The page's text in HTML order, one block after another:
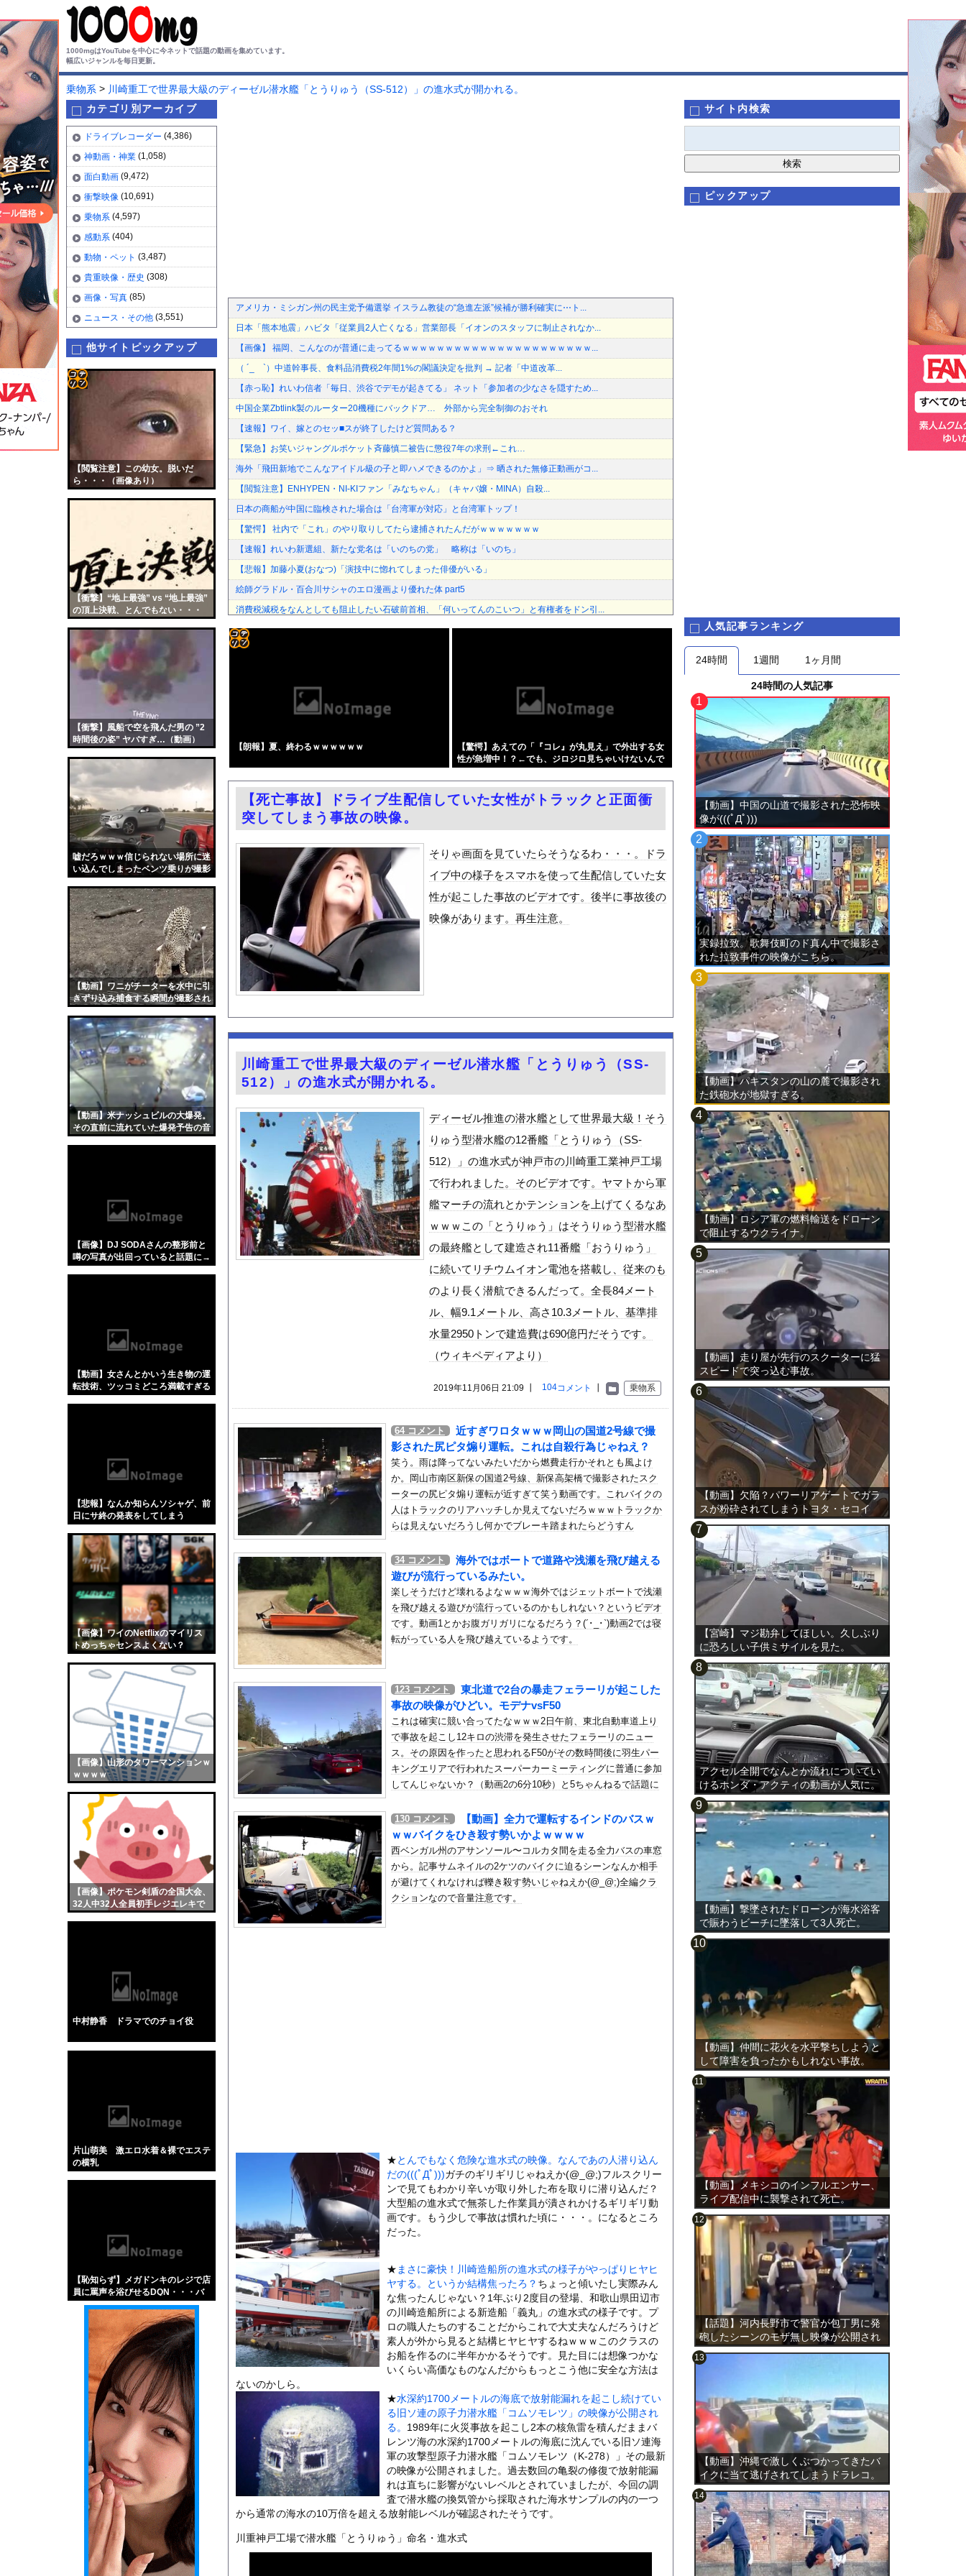
1000mgはYouTubeを中心に今ネットで話題の動画を集めています。
幅広いジャンルを毎日更新。
乗物系 > 川崎重工で世界最大級のディーゼル潜水艦「とうりゅう（SS-512）」の進水式が開かれる。
カテゴリ別アーカイブ
ドライブレコーダー (4,386)
神動画・神業 (1,058)
面白動画 (9,472)
衝撃映像 (10,691)
乗物系 (4,597)
感動系 (404)
動物・ペット (3,487)
貴重映像・歴史 (308)
画像・写真 (85)
ニュース・その他 (3,551)
他サイトピックアップ
【閲覧注意】この幼女。脱いだ
ら・・・（画像あり）
【衝撃】“地上最強” vs “地上最強”
の頂上決戦、とんでもない・・・
【衝撃】風船で空を飛んだ男の ”2
時間後の姿” ヤバすぎ…（動画）
嘘だろｗｗｗ信じられない場所に迷
い込んでしまったベンツ乗りが撮影
【動画】ワニがチーターを水中に引
きずり込み捕食する瞬間が撮影され
【動画】米ナッシュビルの大爆発。
その直前に流れていた爆発予告の音
【画像】DJ SODAさんの整形前と
噂の写真が出回っていると話題に→
【動画】女さんとかいう生き物の運
転技術、ツッコミどころ満載すぎる
【悲報】なんか知らんソシャゲ、前
日にサ終の発表をしてしまう
【画像】ワイのNetflixのマイリス
トめっちゃセンスよくない？
【画像】山形のタワーマンションｗ
ｗｗｗｗ
【画像】ポケモン剣盾の全国大会、
32人中32人全員初手レジエレキで
中村静香 ドラマでのチョイ役
片山萌美 激エロ水着＆裸でエステ
の横乳
【恥知らず】メガドンキのレジで店
員に罵声を浴びせるDQN・・・バ
カだろ・・・
定リ
ンク
自動
アメリカ・ミシガン州の民主党予備選挙 イスラム教徒の“急進左派”候補が勝利確実に⋯ト...
日本「熊本地震」ハビタ「従業員2人亡くなる」営業部長「イオンのスタッフに制止されなか...
【画像】 福岡、こんなのが普通に走ってるｗｗｗｗｗｗｗｗｗｗｗｗｗｗｗｗｗｗｗｗｗｗ...
（ ´_ゝ`）中道幹事長、食料品消費税2年間1%の閣議決定を批判 → 記者「中道改革...
【赤っ恥】れいわ信者「毎日、渋谷でデモが起きてる」 ネット「参加者の少なさを隠すため...
中国企業Zbtlink製のルーター20機種にバックドア… 外部から完全制御のおそれ
【速報】ワイ、嫁とのセッ■スが終了したけど質問ある？
【緊急】お笑いジャングルポケット斉藤慎二被告に懲役7年の求刑←これ…
海外「飛田新地でこんなアイドル級の子と即ハメできるのかよ」⇒ 晒された無修正動画がコ...
【閲覧注意】ENHYPEN・NI-KIファン「みなちゃん」（キャバ嬢・MINA）自殺...
日本の商船が中国に臨検された場合は「台湾軍が対応」と台湾軍トップ！
【驚愕】 社内で「これ」のやり取りしてたら逮捕されたんだがｗｗｗｗｗｗｗ
【速報】れいわ新選組、新たな党名は「いのちの党」 略称は「いのち」
【悲報】加藤小夏(おなつ)「演技中に惚れてしまった俳優がいる」
絵師グラドル・百合川サシャのエロ漫画より優れた体 part5
消費税減税をなんとしても阻止したい石破前首相、「何いってんのこいつ」と有権者をドン引...
カープ、最下位転落も3位が射程圏内。新井監督「特別な日の試合だったので負けて悔しい」...
シカホワ村上宗隆、通訳なしで普通に会話。コーチ「今10段階で6ぐらい。来た時は0だっ...
【悲報】高市早苗に逆らった財務官僚、異例の左遷ｗｗｗｗｗｗｗｗ
【画像】みい山作者「居酒屋行く奴はバカ。ホストの初回なら居酒屋より安く飲めてイケメン...
【悲報】玉川徹さん、8月6日の原爆の日にトンデモ持論を展開し物議… → ネット「それ...
パヨク「アジア人民、中国人民と連帯して戦おー！悪政高市を打倒するぞー！」
村重杏奈、写真集ヌードがエロい！乳首透け、巨乳おっぱいが最高過ぎる！
【東京】睡眠時無呼吸症候群診断後に死亡事故＝運転の無職男（３４）、独断で治療中断―危...
日産e-power、無給油で1980km走行しギネス記録を達成
結婚式の二次会で知り合った娘達と乱交した話
【朗報】大人気漫画「GANTZ」がAmazonでなんと全巻100円ｗｗｗｗｗｗ
中国「大洪水！」中国ダム「決壊」地元民「公式発表より死者多い！」中国政府「住民拘束！...
韓国国会、サッカー前代表監督を追及「なぜ負けたのか」
日本旅行キャンセルすべきか…1万年ぶり史上最大級の火山の兆し＝韓国の反応
うちのネコが目の前にいた。私が上に物を投げるフリをする → 猫はこうなります…
【画像】令和最新版のあのちゃん、可愛過ぎてワイらにブッ刺さりまくりw w w w w...
【画像】日本人の気色悪さ、たった一枚の画像に凝縮されてしまう…
【有能】政府「トラックはサービスエリア利用有料化すればサボらず走るし流問題解決じゃね...
【画像】キス釣りするんや
【動画】クソガキロケット、怖すぎる…これよく轢かずに止まれたな
富士登山ツアー中に64歳男性死亡 8合目付近で意識失う
ハムスターの日
【医師解説】飲酒後の「締めのラーメン欲」の原因は？ 脳の錯覚と真実
【画像】「異常独身男性」、トレンド1位ｗｗｗｗｗｗ
グラドル山根千芽（36歳）の豊満Iカップボディをお楽しみしまくりたいよな！
【Xの車窓から】オービスかと思ったら野生の炊飯器で草 ほか
『君のことが大大大大大好きな100人の彼女』17話感想 須藤育登場！ストイックな野球...
【ポロリ悲話】ネットで拡散してるおっぱいポロリ動画、何故か叩かれる・・・
【衝撃】「かわいい虫」ランキング、ついに発表される
「アメリカのヤンキーがアジア人にケンカを売った結果ｗｗｗ」 ほか
【悲報】「蕎麦」とかいう自炊最強のメシｗｗｗｗｗｗｗｗ
【4/4】嫁が浮気をしている。私の知らないスマホで連絡を取り合い、日中会ったりしてい...
外国人「とてつもない逸材がいる」15歳FW礒部怜夢、衝撃ゴールでリバプールU15撃破...
妊娠中の嫁「私はご飯があまり食べられないのに！あなたは！！」俺「じゃあ外で食べてくる...
世間では神ゲーと言われているが個人的にはクソゲーだと思うゲーム挙げてけ
消費税減税をなんとしても阻止したい石破前首相、「何いってんのこいつ」と有権者をドン引...
会社にいるアラサーの29歳の女がきもすぎる。
スロッターさん「優遇冷遇はある。理由はスマスロだから、これだけで十分なんだよね」
【日向坂46】公式からの注意喚起、ヤフートップに掲載される
【怒報】企業「あなたを特別スカウト！まずはカジュアル面談をしませんか？」 ワイ...
【画像】温泉女子番組、朝からドスケベを提供
欧州「日本だけ反則だろ…」 世界の『日本びいき』にヨーロッパ全土から不満の声
三大傑作ゼルダライク「The Binding of Isaac」「ダークソウル」あと...
氷河期世代の非正規、年金を払っていないので11年後には生活保護に殺到、どうすんのこれ
【画像】おまえらくんの机がこの女の子の椅子にされてたらｗｗｗ
【画像】この女優さん、可愛すぎる
【画像】おまえらこういう地雷系の女子高生って好きじゃないの？
海外「日本よ、お前がナンバーワンだ」 熊本地震直後の日本の対応のスピードに世界が衝撃
勇気を出して白人美女にチン凸したアジア人短小男
、爆笑されてしまうｗｗｗ
10年もの間浮気してた嫁。まさかと思い長男のDNA鑑定をするがいいな？と問うと、元嫁...
ウクライナ侵攻以降、ロシア軍兵士のHIV感染が2000％急増…ウクライナメディア！
【配信者】「金バエ」のSNS更新が1週間途絶え、様々な憶測が飛び交う。1週間ぶりの投...
【画像】女の子「危機管理フォーーーーム！！！」
私「ちょっと、人の家の金庫触らないでよ！」キチママ『そこに金庫があったから、開けてみ...
【朗報】天才ワイさん、デブ禁止のマッチングアプリを思いつくｗｗｗｗｗｗｗｗｗｗ
【朗報】小坂菜緒の最新グラビア、ノースリーブが大変なことになってるって...
【悲報】サイバーコネクトツーの松山氏、JUMP公式にブロックされるｗｗｗｗｗｗｗｗｗ...
Gカップの現役添乗員、ドスケベDVDで限界露出してしまうwwwww小山玲奈、手ぶら...
韓国人「安貞桓が韓国代表に激怒！『惨憺たる結果、徹底的な刷新が必要だ』と監督や協会を...
ケンタッキーとか言う唐揚げ屋ｗｗｗｗｗ
【画像】このAVが性癖ブッ刺さりで精子ドクドク作られるわｗｗｗｗ
【悲報】味噌ラーメンで行列、出来ない
【中国】男の子が爆竹に点火 マンホールが爆発しふた吹き飛ぶ
【画像】伊藤舞雪とかいうＡＶ女優ｗｗｗｗｗｗｗｗｗｗw
【緊急】肛門にスティックのり入れたけど出てこないの！！
お知らせ
【動画】両方馬鹿（笑）ミニストップでトラックと衝突したドラレコが（ノ∇`）
Powered by livedoor 相互RSS
このページは1000mgが管理しています。 RSS設定 更新順130件まで。それ以降の古いものは表
示されません。
【朗報】夏、終わるｗｗｗｗｗｗ
【驚愕】あえての「『コレ』が丸見え」で外出する女
性が急増中！？←でも、ジロジロ見ちゃいけないんで
更新
【死亡事故】ドライブ生配信していた女性がトラックと正面衝
突してしまう事故の映像。
そりゃ画面を見ていたらそうなるわ・・・。ドラ
イブ中の様子をスマホを使って生配信していた女
性が起こした事故のビデオです。後半に事故後の
映像があります。再生注意。
川崎重工で世界最大級のディーゼル潜水艦「とうりゅう（SS-
512）」の進水式が開かれる。
ディーゼル推進の潜水艦として世界最大級！そう
りゅう型潜水艦の12番艦「とうりゅう（SS-
512）」の進水式が神戸市の川崎重工業神戸工場
で行われました。そのビデオです。ヤマトから軍
艦マーチの流れとかテンションを上げてくるなあ
ｗｗｗこの「とうりゅう」はそうりゅう型潜水艦
の最終艦として建造され11番艦「おうりゅう」
に続いてリチウムイオン電池を搭載し、従来のも
のより長く潜航できるんだって。全長84メート
ル、幅9.1メートル、高さ10.3メートル、基準排
水量2950トンで建造費は690億円だそうです。
（ウィキペディアより）
乗物系
104コメント
2019年11月06日 21:09 ┃
64 コメント
近すぎワロタｗｗｗ岡山の国道2号線で撮
影された尻ピタ煽り運転。これは自殺行為じゃねえ？
笑う。雨は降ってないみたいだから燃費走行かそれとも風よけ
か。岡山市南区新保の国道2号線、新保高架橋で撮影されたスク
ーターの尻ピタ煽り運転が近すぎて笑う動画です。これバイクの
人はトラックのリアハッチしか見えてないだろｗｗｗトラックか
らは見えないだろうし何かでブレーキ踏まれたらどうすん
34 コメント
海外ではボートで道路や浅瀬を飛び越える
遊びが流行っているみたい。
楽しそうだけど壊れるよなｗｗｗ海外ではジェットボートで浅瀬
を飛び越える遊びが流行っているのかもしれない？というビデオ
です。動画1とかお腹ガリガリになるだろう？(´･_･`)動画2では寝
転がっている人を飛び越えているようです。
123 コメント
東北道で2台の暴走フェラーリが起こした
事故の映像がひどい。モデナvsF50
これは確実に競い合ってたなｗｗｗ2日午前、東北自動車道上り
で事故を起こし12キロの渋滞を発生させたフェラーリのニュー
ス。その原因を作ったと思われるF50がその数時間後に羽生パー
キングエリアで行われたスーパーカーミーティングに普通に参加
してんじゃないか？（動画2の6分10秒）と5ちゃんねるで話題に
を買えるようなお金持ちがそのまま走り去るとは思えないんだよ
なあ・・・。
130 コメント
【動画】全力で運転するインドのバスｗ
ｗｗバイクをひき殺す勢いかよｗｗｗｗ
西ベンガル州のアサンソール〜コルカタ間を走る全力バスの車窓
から。記事サムネイルの2ケツのバイクに迫るシーンなんか相手
が避けてくれなければ轢き殺す勢いじゃねえか(@_@;)全編クラ
クションなので音量注意です。
★とんでもなく危険な進水式の映像。なんであの人潜り込ん
だの(((ﾟДﾟ)))ガチのギリギリじゃねえか(@_@;)フルスクリー
ンで見てもわかり辛いが取り外した布を取りに潜り込んだ？
大型船の進水式で無茶した作業員が潰されかけるギリギリ動
画です。もう少しで事故は慣れた頃に・・・。になるところ
だった。
★ まさに豪快！川崎造船所の進水式の様子がやっぱりヒヤヒ
ヤする。というか結構焦ったろ？ ちょっと傾いたし実際みん
な焦ったんじゃない？1年ぶり2度目の登場、和歌山県田辺市
の川崎造船所による新造船「義丸」の進水式の様子です。プ
ロの職人たちのすることだからこれで大丈夫なんだろうけど
素人が外から見ると結構ヒヤヒヤするねｗｗｗこのクラスの
お船を作るのに半年かかるそうです。見た目には想像つかな
いくらい高価なものなんだからもっとこう他に安全な方法は
ないのかしら。
★水深約1700メートルの海底で放射能漏れを起こし続けてい
る旧ソ連の原子力潜水艦「コムソモレツ」の映像が公開され
る。 1989年に火災事故を起こし2本の核魚雷を積んだままバ
レンツ海の水深約1700メートルの海底に沈んでいる旧ソ連海
軍の攻撃型原子力潜水艦「コムソモレツ（K-278）」その最新
の映像が公開されました。過去数回の亀裂の修復で放射能漏
れは直ちに影響がないレベルとされていましたが、今回の調
査で潜水艦の換気管から採取された海水サンプルの内の一つ
から通常の海水の10万倍を超える放射能レベルが確認されたそうです。
川重神戸工場で潜水艦「とうりゅう」命名・進水式
サイト内検索
ピックアップ
人気記事ランキング
24時間 1週間 1ヶ月間
24時間の人気記事
【動画】中国の山道で撮影された恐怖映
像が(((ﾟДﾟ)))
実録拉致。歌舞伎町のド真ん中で撮影さ
れた拉致事件の映像がこちら。
【動画】パキスタンの山の麓で撮影され
た鉄砲水が地獄すぎる。
【動画】ロシア軍の燃料輸送をドローン
で阻止するウクライナ。
【動画】走り屋が先行のスクーターに猛
スピードで突っ込む事故。
【動画】欠陥？パワーリアゲートでガラ
スが粉砕されてしまうトヨタ・セコイ
ア。
【宮崎】マジ勘弁してほしい。久しぶり
に恐ろしい子供ミサイルを見た。
アクセル全開でなんとか流れについてい
けるホンダ・アクティの動画が人気に。
【動画】撃墜されたドローンが海水浴客
で賑わうビーチに墜落して3人死亡。
【動画】仲間に花火を水平撃ちしようと
して障害を負ったかもしれない事故。
【動画】メキシコのインフルエンサー、
ライブ配信中に襲撃されて死亡。
【話題】河内長野市で警官が包丁男に発
砲したシーンのモザ無し映像が公開され
る。
【動画】沖縄で激しくぶつかってきたバ
イクに当て逃げされてしまうドラレコ。